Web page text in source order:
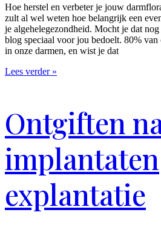
Hoe herstel en verbeter je jouw
zult al wel weten hoe belangrijk een
je algehelegezondheid. Mocht je dat
blog speciaal voor jou bedoelt. 80% van
in onze darmen, en wist je dat
Lees verder »
Ontgiften
implantaten
explantatie